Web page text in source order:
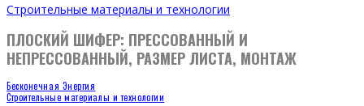
Строительные материалы и технологии
ПЛОСКИЙ ШИФЕР: ПРЕССОВАННЫЙ И
НЕПРЕССОВАННЫЙ, РАЗМЕР ЛИСТА, МОНТАЖ
Бесконечная Энергия
Строительные материалы и технологии